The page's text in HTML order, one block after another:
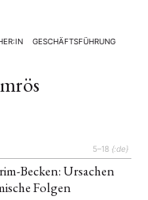
GESCHÄFTSFÜHRUNG
5–18 {:de}
Becken: Ursachen
Folgen